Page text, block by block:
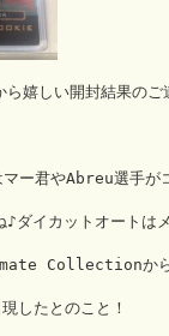
嬉しい開封結果のご
やAbreu選手がコ
ダイカットオートは
Collectionから
したとのこと！